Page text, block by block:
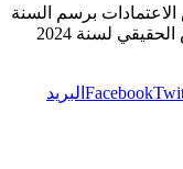
برسم السنة
المالية 2025، وكذلك دراسة وبرمجة الفائض الحقيقي لسنة 2024
Facebook البريد